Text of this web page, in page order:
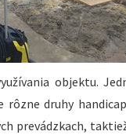
objektu.
rôzne druhy
prevádzkach,